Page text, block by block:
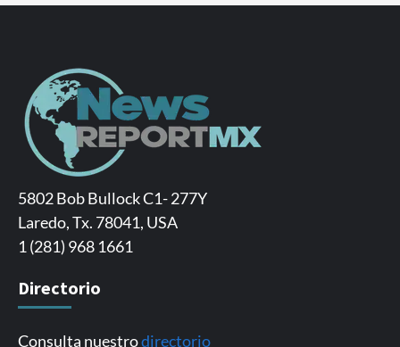
5802 Bob Bullock C1- 277Y
Laredo, Tx. 78041, USA
1 (281) 968 1661
Directorio
Consulta nuestrodirectorio